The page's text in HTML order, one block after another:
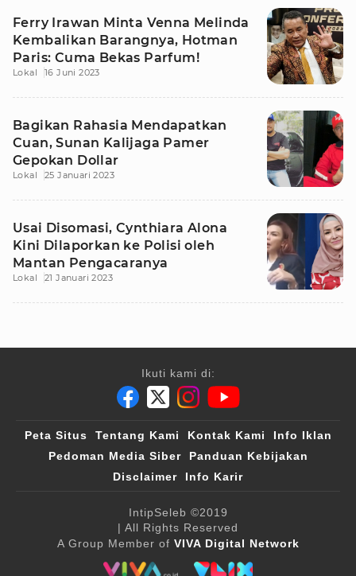
Ferry Irawan Minta Venna Melinda
Kembalikan Barangnya, Hotman
Paris: Cuma Bekas Parfum!
Lokal 16 Juni 2023
Bagikan Rahasia Mendapatkan
Cuan, Sunan Kalijaga Pamer
Gepokan Dollar
Lokal 25 Januari 2023
Usai Disomasi, Cynthiara Alona
Kini Dilaporkan ke Polisi oleh
Mantan Pengacaranya
Lokal 21 Januari 2023
Ikuti kami di:
Peta Situs Tentang Kami Kontak Kami
Info Iklan
Pedoman Media Siber
Panduan Kebijakan
Disclaimer
Info Karir
IntipSeleb ©2019
| All Rights Reserved
A Group Member of VIVA Digital Network